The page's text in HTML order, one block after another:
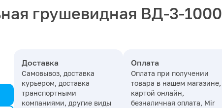
грушевидная ВД-3-1000
Доставка
Самовывоз, доставка
курьером, доставка
транспортными
компаниями, другие виды
Оплата
Оплата при получении
товара в нашем магазине,
картой онлайн,
безналичная оплата, Mir